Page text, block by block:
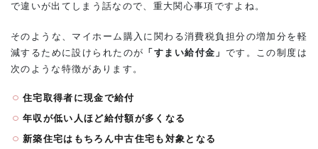
給
を
受
け
れ
る
人
要
で違いが出てしまう話なので、重大関心事項ですよね。
そのような、マイホーム購入に関わる消費税負担分の増加分を軽
減するために設けられたのが 「すまい給付金」 です。この制度は
次のような特徴があります。
住宅取得者に現金で給付
年収が低い人ほど給付額が多くなる
新築住宅はもちろん中古住宅も対象となる